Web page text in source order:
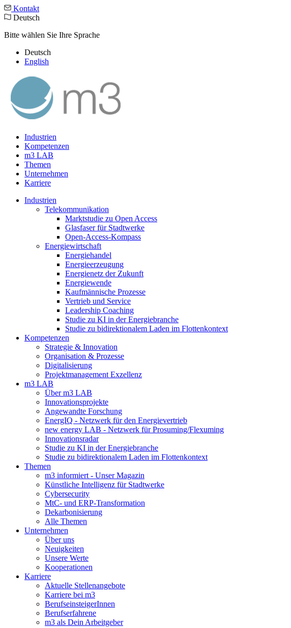
Kontakt
Deutsch
Bitte wählen Sie Ihre Sprache
Deutsch
English
Industrien
Kompetenzen
m3 LAB
Themen
Unternehmen
Karriere
Industrien
Telekommunikation
Marktstudie zu Open Access
Glasfaser für Stadtwerke
Open-Access-Kompass
Energiewirtschaft
Energiehandel
Energieerzeugung
Energienetz der Zukunft
Energiewende
Kaufmännische Prozesse
Vertrieb und Service
Leadership Coaching
Studie zu KI in der Energiebranche
Studie zu bidirektionalem Laden im Flottenkontext
Kompetenzen
Strategie & Innovation
Organisation & Prozesse
Digitalisierung
Projektmanagement Exzellenz
m3 LAB
Über m3 LAB
Innovationsprojekte
Angewandte Forschung
EnergIQ - Netzwerk für den Energievertrieb
new energy LAB - Netzwerk für Prosuming/Flexuming
Innovationsradar
Studie zu KI in der Energiebranche
Studie zu bidirektionalem Laden im Flottenkontext
Themen
m3 informiert - Unser Magazin
Künstliche Intelligenz für Stadtwerke
Cybersecurity
MtC- und ERP-Transformation
Dekarbonisierung
Alle Themen
Unternehmen
Über uns
Neuigkeiten
Unsere Werte
Kooperationen
Karriere
Aktuelle Stellenangebote
Karriere bei m3
BerufseinsteigerInnen
Berufserfahrene
m3 als Dein Arbeitgeber